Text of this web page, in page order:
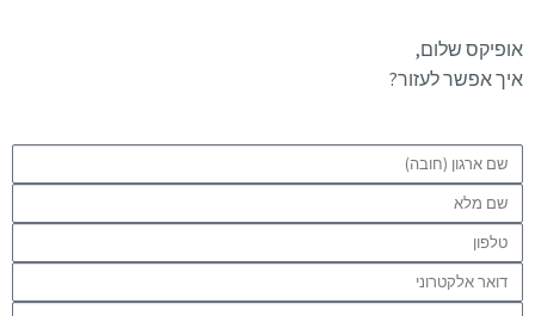
אופיקס שלום,
איך אפשר לעזור?